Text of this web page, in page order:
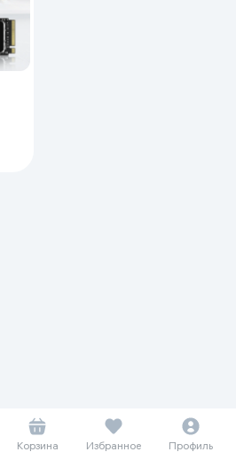
Корзина Избранное Профиль